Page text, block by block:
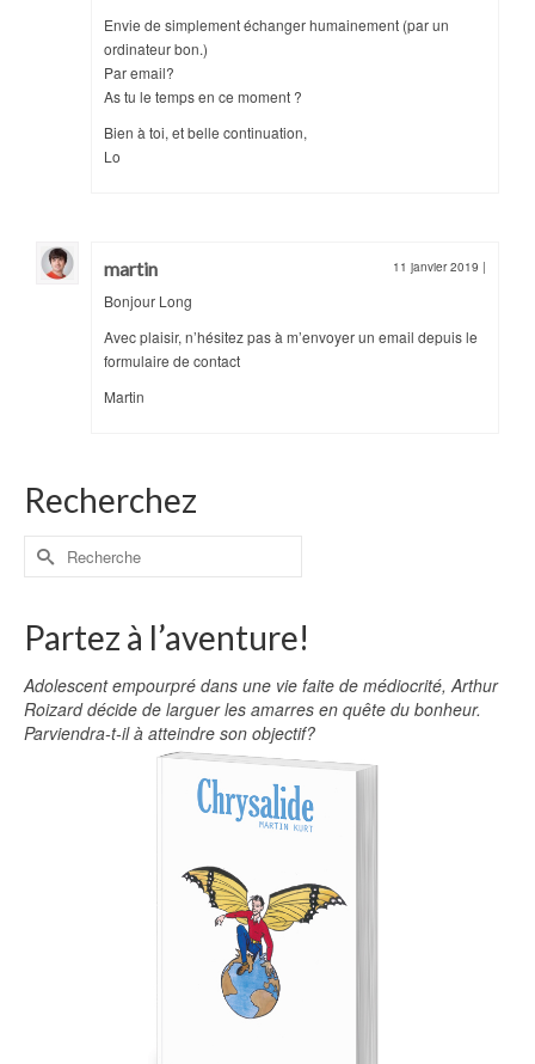
Envie de simplement échanger humainement (par un
ordinateur bon.)
Par email?
As tu le temps en ce moment ?
Bien à toi, et belle continuation,
Lo
martin 11 janvier 2019 |
Bonjour Long
Avec plaisir, n’hésitez pas à m’envoyer un email depuis le
formulaire de contact
Martin
Recherchez
Partez à l’aventure!
Adolescent empourpré dans une vie faite de médiocrité, Arthur
Roizard décide de larguer les amarres en quête du bonheur.
Parviendra-t-il à atteindre son objectif?